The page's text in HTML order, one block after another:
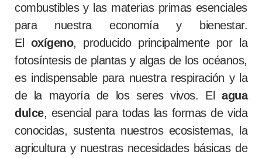
combustibles y las materias primas esenciales
para nuestra economía y bienestar.
El oxígeno, producido principalmente por la
fotosíntesis de plantas y algas de los océanos,
es indispensable para nuestra respiración y la
de la mayoría de los seres vivos. El agua
dulce, esencial para todas las formas de vida
conocidas, sustenta nuestros ecosistemas, la
agricultura y nuestras necesidades básicas de